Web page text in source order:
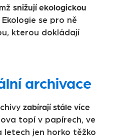
snižují ekologickou
Ekologie se pro ně
kterou dokládají
archivace
zabírají stále více
topí v papírech, ve
letech jen horko těžko